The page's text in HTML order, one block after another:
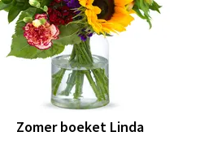
Zomer boeket Linda